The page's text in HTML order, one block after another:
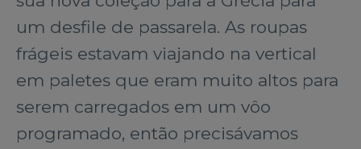
um desfile de passarela. As roupas
frágeis estavam viajando na vertical
em paletes que eram muito altos para
serem carregados em um vôo
programado, então precisávamos